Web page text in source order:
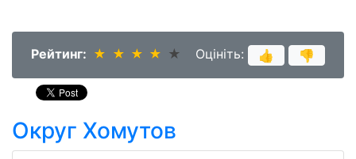
Рейтинг: ★ ★ ★ ★ ★
★ ★ ★ ★ ★ Оцініть: 👍 👎
Округ Хомутов